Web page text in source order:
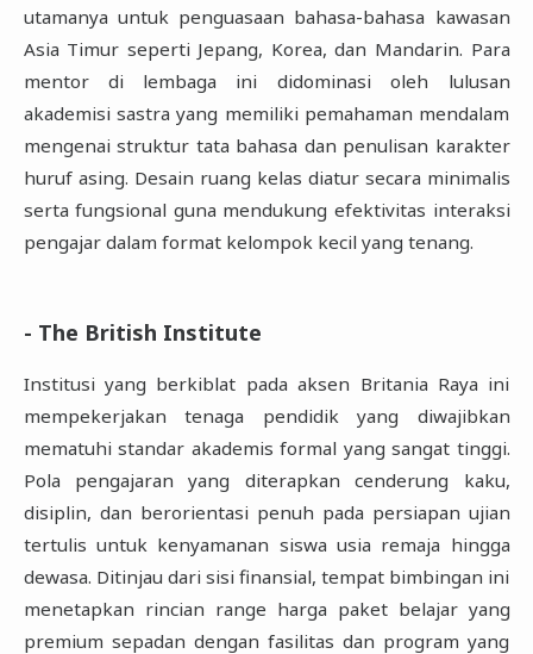
utamanya untuk penguasaan bahasa-bahasa kawasan
Asia Timur seperti Jepang, Korea, dan Mandarin. Para
mentor di lembaga ini didominasi oleh lulusan
akademisi sastra yang memiliki pemahaman mendalam
mengenai struktur tata bahasa dan penulisan karakter
huruf asing. Desain ruang kelas diatur secara minimalis
serta fungsional guna mendukung efektivitas interaksi
pengajar dalam format kelompok kecil yang tenang.
- The British Institute
Institusi yang berkiblat pada aksen Britania Raya ini
mempekerjakan tenaga pendidik yang diwajibkan
mematuhi standar akademis formal yang sangat tinggi.
Pola pengajaran yang diterapkan cenderung kaku,
disiplin, dan berorientasi penuh pada persiapan ujian
tertulis untuk kenyamanan siswa usia remaja hingga
dewasa. Ditinjau dari sisi finansial, tempat bimbingan ini
menetapkan rincian range harga paket belajar yang
premium sepadan dengan fasilitas dan program yang